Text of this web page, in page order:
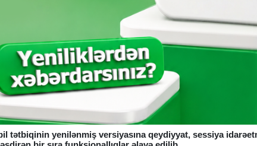
tətbiqinin yenilənmiş versiyasına qeydiyyat, sessiya